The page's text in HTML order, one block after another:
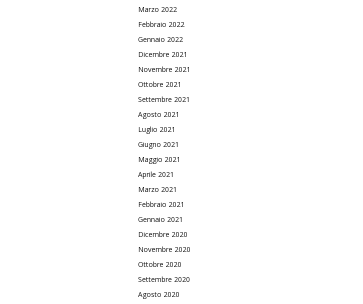
Marzo 2022
Febbraio 2022
Gennaio 2022
Dicembre 2021
Novembre 2021
Ottobre 2021
Settembre 2021
Agosto 2021
Luglio 2021
Giugno 2021
Maggio 2021
Aprile 2021
Marzo 2021
Febbraio 2021
Gennaio 2021
Dicembre 2020
Novembre 2020
Ottobre 2020
Settembre 2020
Agosto 2020